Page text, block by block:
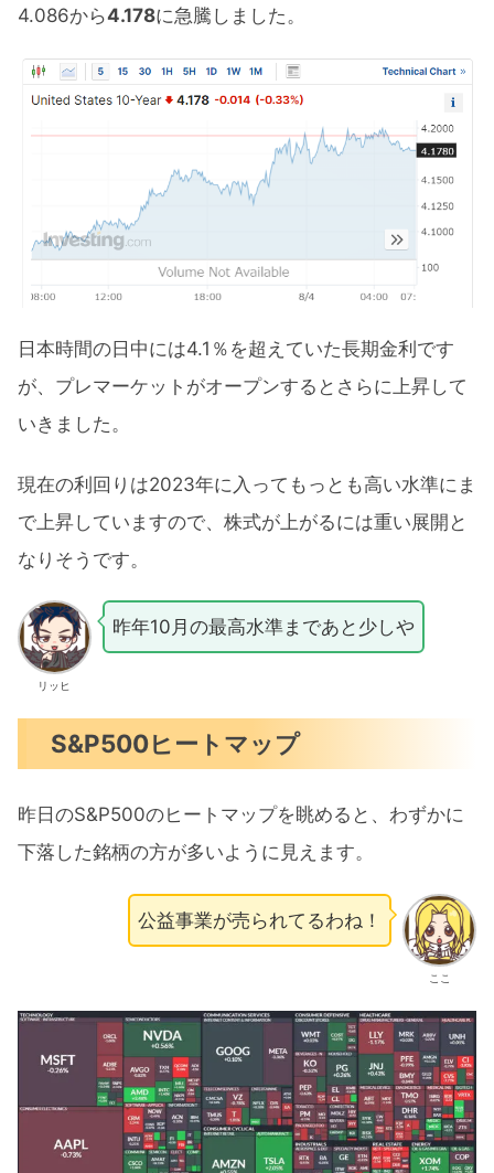
4.086から4.178に急騰しました。
日本時間の日中には4.1％を超えていた長期金利です
が、プレマーケットがオープンするとさらに上昇して
いきました。
現在の利回りは2023年に入ってもっとも高い水準にま
で上昇していますので、株式が上がるには重い展開と
なりそうです。
リッヒ
昨年10月の最高水準まであと少しや
S&P500ヒートマップ
昨日のS&P500のヒートマップを眺めると、わずかに
下落した銘柄の方が多いように見えます。
ここ
公益事業が売られてるわね！